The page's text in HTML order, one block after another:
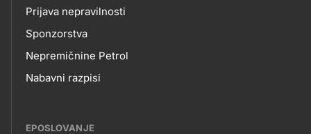
Prijava nepravilnosti
Sponzorstva
Nepremičnine Petrol
Nabavni razpisi
EPOSLOVANJE